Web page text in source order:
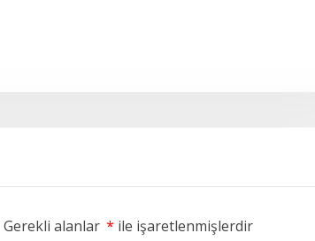
Gerekli alanlar * ile işaretlenmişlerdir